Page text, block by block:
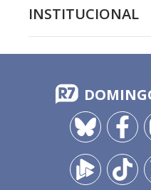
INSTITUCIONAL